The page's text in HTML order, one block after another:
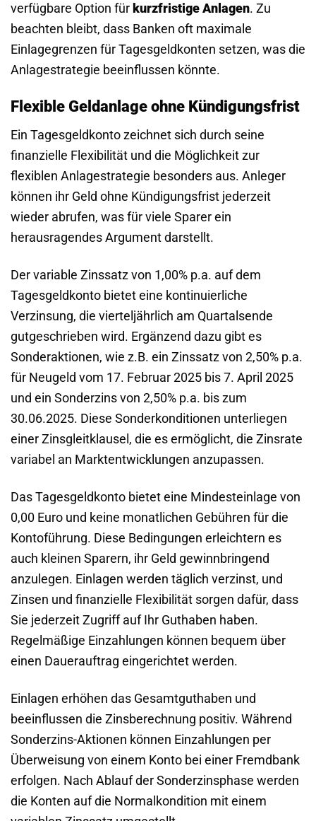
verfügbare Option für kurzfristige Anlagen. Zu
beachten bleibt, dass Banken oft maximale
Einlagegrenzen für Tagesgeldkonten setzen, was die
Anlagestrategie beeinflussen könnte.
Flexible Geldanlage ohne Kündigungsfrist
Ein Tagesgeldkonto zeichnet sich durch seine
finanzielle Flexibilität und die Möglichkeit zur
flexiblen Anlagestrategie besonders aus. Anleger
können ihr Geld ohne Kündigungsfrist jederzeit
wieder abrufen, was für viele Sparer ein
herausragendes Argument darstellt.
Der variable Zinssatz von 1,00% p.a. auf dem
Tagesgeldkonto bietet eine kontinuierliche
Verzinsung, die vierteljährlich am Quartalsende
gutgeschrieben wird. Ergänzend dazu gibt es
Sonderaktionen, wie z.B. ein Zinssatz von 2,50% p.a.
für Neugeld vom 17. Februar 2025 bis 7. April 2025
und ein Sonderzins von 2,50% p.a. bis zum
30.06.2025. Diese Sonderkonditionen unterliegen
einer Zinsgleitklausel, die es ermöglicht, die Zinsrate
variabel an Marktentwicklungen anzupassen.
Das Tagesgeldkonto bietet eine Mindesteinlage von
0,00 Euro und keine monatlichen Gebühren für die
Kontoführung. Diese Bedingungen erleichtern es
auch kleinen Sparern, ihr Geld gewinnbringend
anzulegen. Einlagen werden täglich verzinst, und
Zinsen und finanzielle Flexibilität sorgen dafür, dass
Sie jederzeit Zugriff auf Ihr Guthaben haben.
Regelmäßige Einzahlungen können bequem über
einen Dauerauftrag eingerichtet werden.
Einlagen erhöhen das Gesamtguthaben und
beeinflussen die Zinsberechnung positiv. Während
Sonderzins-Aktionen können Einzahlungen per
Überweisung von einem Konto bei einer Fremdbank
erfolgen. Nach Ablauf der Sonderzinsphase werden
die Konten auf die Normalkondition mit einem